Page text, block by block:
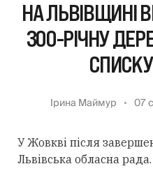
НА ЛЬВІВЩИНІ
300-РІЧНУ
Ірина Маймур 07
У Жовкві після
Львівська обласна рада.